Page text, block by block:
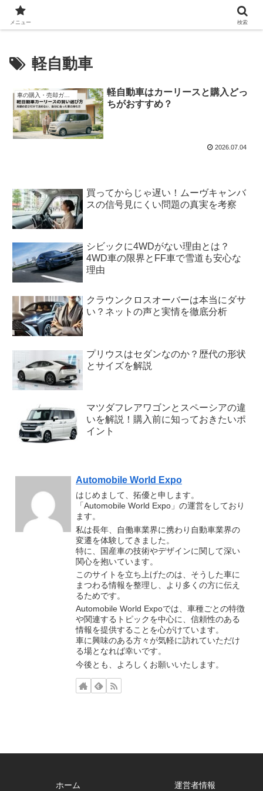
軽自動車
車の購入・売却ガイド
軽自動車はカーリースと購入どっ
ちがおすすめ？
2026.07.04
買ってからじゃ遅い！ムーヴキャンバ
スの信号見にくい問題の真実を考察
シビックに4WDがない理由とは？
4WD車の限界とFF車で雪道も安心な
理由
クラウンクロスオーバーは本当にダサ
い？ネットの声と実情を徹底分析
プリウスはセダンなのか？歴代の形状
とサイズを解説
マツダフレアワゴンとスペーシアの違
いを解説！購入前に知っておきたいポ
イント
Automobile World Expo
はじめまして、拓優と申します。
「Automobile World Expo」の運営をしており
ます。
私は長年、自働車業界に携わり自動車業界の
変遷を体験してきました。
特に、国産車の技術やデザインに関して深い
関心を抱いています。
このサイトを立ち上げたのは、そうした車に
まつわる情報を整理し、より多くの方に伝え
るためです。
Automobile World Expoでは、車種ごとの特徴
や関連するトピックを中心に、信頼性のある
情報を提供することを心がけています。
車に興味のある方々が気軽に訪れていただけ
る場となれば幸いです。
今後とも、よろしくお願いいたします。
ホーム 運営者情報
メニュー 検索